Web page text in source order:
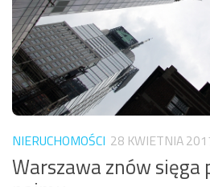
NIERUCHOMOŚCI 28 KWIETNIA
Warszawa znów sięga